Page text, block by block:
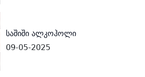
საშიში ალკოჰოლი
09-05-2025